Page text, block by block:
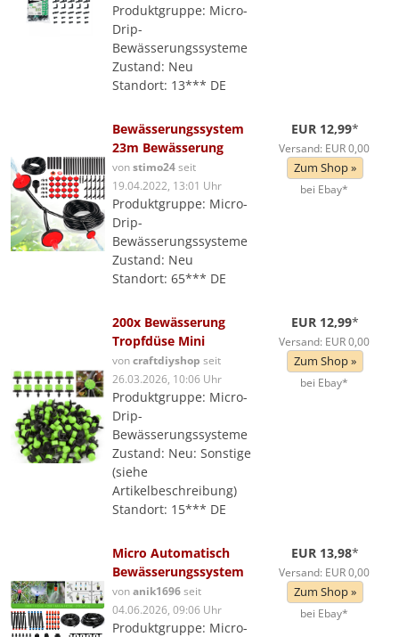
Produktgruppe: Micro-
Drip-
Bewässerungssysteme
Zustand: Neu
Standort: 13*** DE
Bewässerungssystem
23m Bewässerung
vonstimo24seit
19.04.2022, 13:01 Uhr
Produktgruppe: Micro-
Drip-
Bewässerungssysteme
Zustand: Neu
Standort: 65*** DE
EUR 12,99*
Versand: EUR 0,00
Zum Shop »
bei Ebay*
200x Bewässerung
Tropfdüse Mini
voncraftdiyshop seit
26.03.2026, 10:06 Uhr
Produktgruppe: Micro-
Drip-
Bewässerungssysteme
Zustand: Neu: Sonstige
(siehe
Artikelbeschreibung)
Standort: 15*** DE
EUR 12,99*
Versand: EUR 0,00
Zum Shop »
bei Ebay*
Micro Automatisch
Bewässerungssystem
vonanik1696seit
04.06.2026, 09:06 Uhr
Produktgruppe: Micro-
EUR 13,98*
Versand: EUR 0,00
Zum Shop »
bei Ebay*